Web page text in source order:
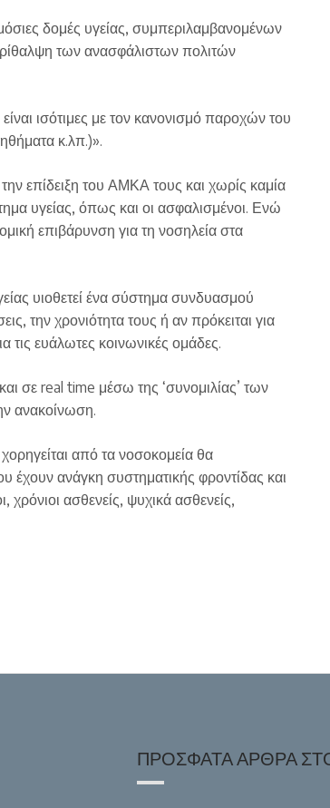
δομές υγείας, συμπεριλαμβανομένων
των ανασφάλιστων πολιτών
ισότιμες με τον κανονισμό παροχών του
κ.λπ.)».
την επίδειξη του ΑΜΚΑ τους και χωρίς καμία
υγείας, όπως και οι ασφαλισμένοι. Ενώ
επιβάρυνση για τη νοσηλεία στα
υιοθετεί ένα σύστημα συνδυασμού
την χρονιότητα τους ή αν πρόκειται για
ευάλωτες κοινωνικές ομάδες.
σε real time μέσω της ‘συνομιλίας’ των
ανακοίνωση.
από τα νοσοκομεία θα
ανάγκη συστηματικής φροντίδας και
ασθενείς, ψυχικά ασθενείς,
ΠΡΌΣΦΑΤΑ ΆΡΘΡΑ ΣΤΟ